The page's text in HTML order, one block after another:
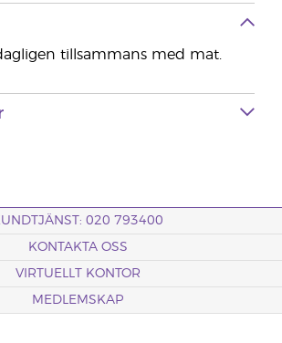
tillsammans med mat.
020 793400
KONTAKTA OSS
VIRTUELLT KONTOR
MEDLEMSKAP